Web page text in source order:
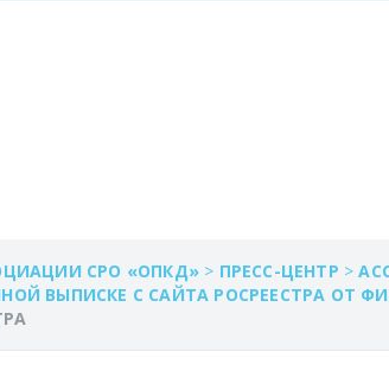
СРО «ОПКД» > ПРЕСС-ЦЕНТР >
ВЫПИСКЕ С САЙТА РОСРЕЕСТРА ОТ